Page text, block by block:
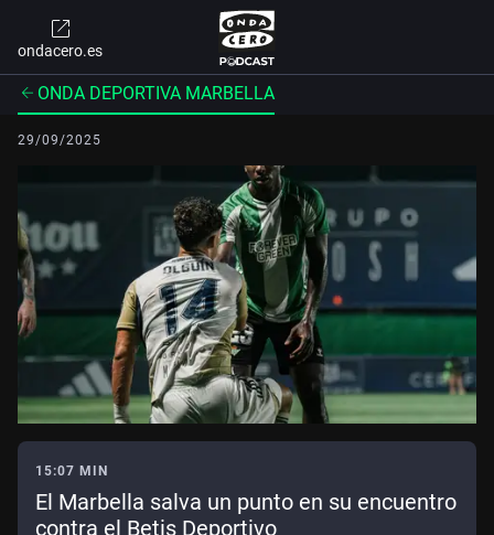
ondacero.es
ONDA DEPORTIVA MARBELLA
29/09/2025
15:07 MIN
El Marbella salva un punto en su encuentro
contra el Betis Deportivo